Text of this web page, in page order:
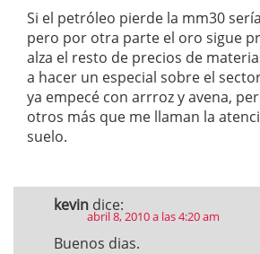
Si el petróleo pierde la mm30
pero por otra parte el oro sigue
alza el resto de precios de
a hacer un especial sobre el
ya empecé con arrroz y avena,
otros más que me llaman la
suelo.
kevin dice:
abril 8, 2010 a las 4:20 am
Buenos dias.